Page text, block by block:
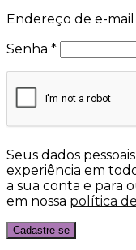
Endereço de e-mail
Senha *
Seus dados
experiência em
a sua conta e para
em nossa política
Cadastre-se